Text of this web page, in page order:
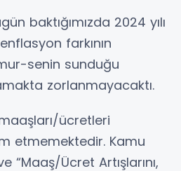
baktığımızda 2024 yılı
farkının
senin sunduğu
zorlanmayacaktı.
ücretleri
etmemektedir. Kamu
“Maaş/Ücret Artışlarını,